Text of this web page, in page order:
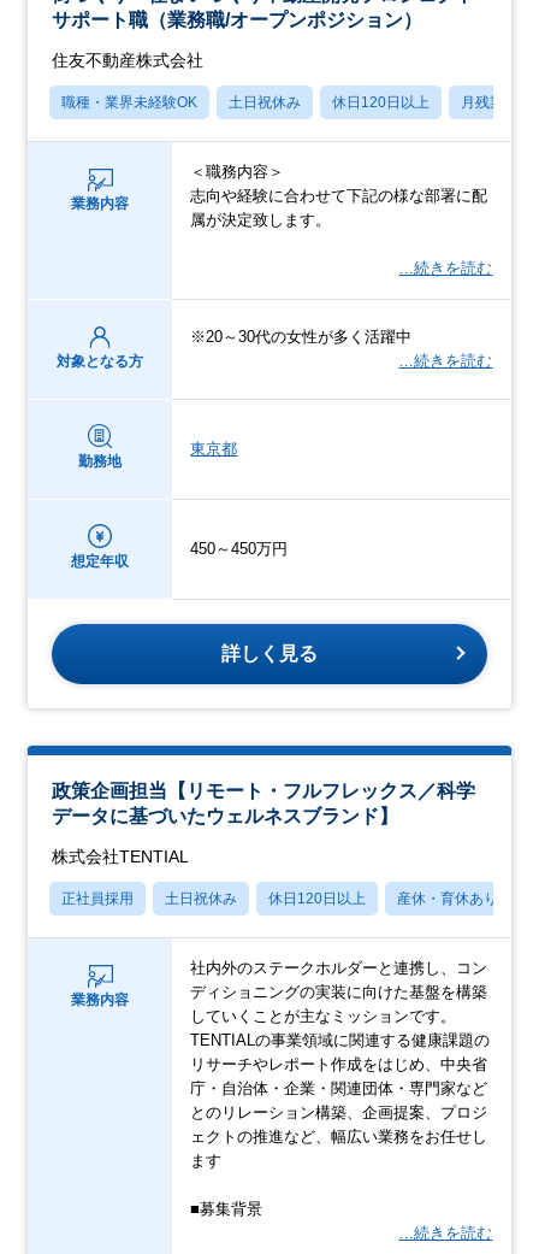
サポート職（業務職/オープンポジション）
住友不動産株式会社
職種・業界未経験OK 土日祝休み 休日120日以上 月残業20
業務内容
＜職務内容＞
志向や経験に合わせて下記の様な部署に配
属が決定致します。
…続きを読む
対象となる方
※20～30代の女性が多く活躍中
…続きを読む
勤務地
東京都
想定年収
450～450万円
詳しく見る
政策企画担当【リモート・フルフレックス／科学
データに基づいたウェルネスブランド】
株式会社TENTIAL
正社員採用 土日祝休み 休日120日以上 産休・育休あり
業務内容
社内外のステークホルダーと連携し、コン
ディショニングの実装に向けた基盤を構築
していくことが主なミッションです。
TENTIALの事業領域に関連する健康課題の
リサーチやレポート作成をはじめ、中央省
庁・自治体・企業・関連団体・専門家など
とのリレーション構築、企画提案、プロジ
ェクトの推進など、幅広い業務をお任せし
ます
■募集背景
…続きを読む